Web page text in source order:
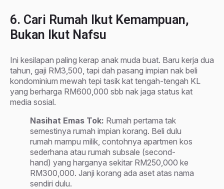
6. Cari Rumah Ikut Kemampuan,
Bukan Ikut Nafsu
Ini kesilapan paling kerap anak muda buat. Baru kerja dua
tahun, gaji RM3,500, tapi dah pasang impian nak beli
kondominium mewah tepi tasik kat tengah-tengah KL
yang berharga RM600,000 sbb nak jaga status kat
media sosial.
Nasihat Emas Tok: Rumah pertama tak
semestinya rumah impian korang. Beli dulu
rumah mampu milik, contohnya apartmen kos
sederhana atau rumah subsale (second-
hand) yang harganya sekitar RM250,000 ke
RM300,000. Janji korang ada aset atas nama
sendiri dulu.